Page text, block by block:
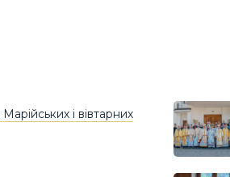
і вівтарних